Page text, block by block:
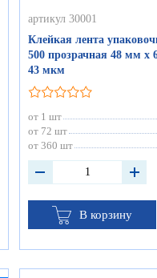
артикул 30001
Клейкая лента
500 прозрачная 48 мм х
43 мкм
от 1 шт
от 72 шт
от 360 шт
В корзину